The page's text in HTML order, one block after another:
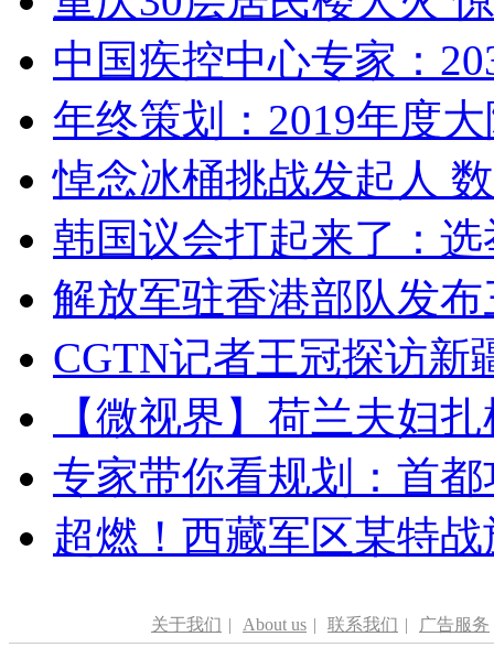
中国疾控中心专家：
年终策划：2019年度
悼念冰桶挑战发起人
韩国议会打起来了：
解放军驻香港部队发
CGTN记者王冠探访新
【微视界】荷兰夫妇
专家带你看规划：首
超燃！西藏军区某特
关于我们 | About us | 联系我们 | 广告服务